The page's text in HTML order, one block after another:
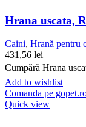
Hrana uscata,
Caini, Hrană pentru
431,56 lei
Cumpără Hrana
Add to wishlist
Comanda pe
Quick view